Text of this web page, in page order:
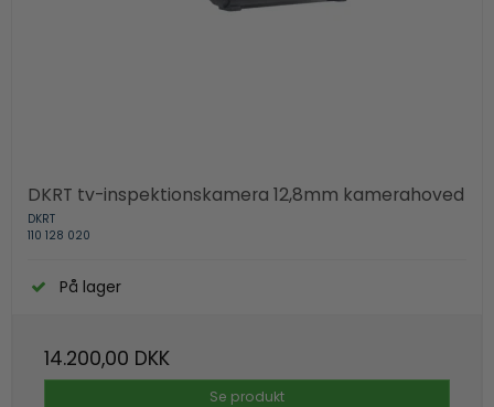
DKRT tv-inspektionskamera 12,8mm kamerahoved
DKRT
110 128 020
På lager
14.200,00 DKK
Se produkt